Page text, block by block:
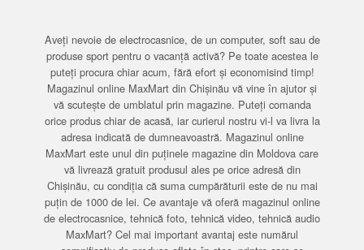
Aveți nevoie de electrocasnice, de un computer, soft sau de
produse sport pentru o vacanță activă? Pe toate acestea le
puteți procura chiar acum, fără efort și economisind timp!
Magazinul online MaxMart din Chișinău vă vine în ajutor și
vă scutește de umblatul prin magazine. Puteți comanda
orice produs chiar de acasă, iar curierul nostru vi-l va livra la
adresa indicată de dumneavoastră. Magazinul online
MaxMart este unul din puținele magazine din Moldova care
vă livrează gratuit produsul ales pe orice adresă din
Chișinău, cu condiția că suma cumpărăturii este de nu mai
puțin de 1000 de lei. Ce avantaje vă oferă magazinul online
de electrocasnice, tehnică foto, tehnică video, tehnică audio
MaxMart? Cel mai important avantaj este numărul